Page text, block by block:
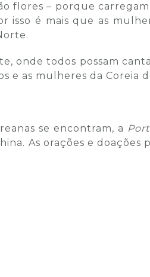
flores – porque
é mais que as
onde todos possam
e as mulheres da Coreia
se encontram, a
As orações e doações